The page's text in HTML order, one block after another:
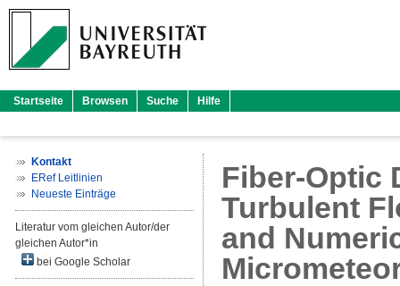
Startseite Browsen Suche Hilfe
Kontakt
ERef Leitlinien
Neueste Einträge
Literatur vom gleichen Autor/der
gleichen Autor*in
bei Google Scholar
Fiber-Optic
Turbulent
and